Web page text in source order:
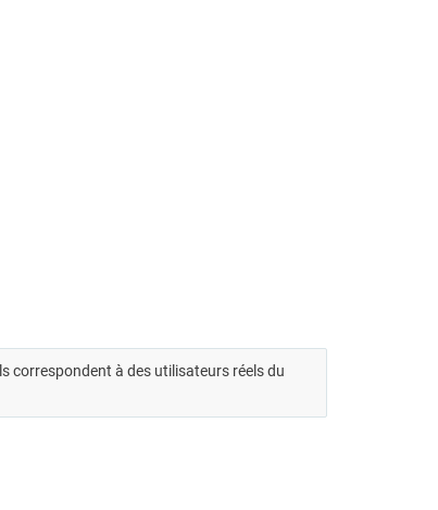
correspondent à des utilisateurs réels du